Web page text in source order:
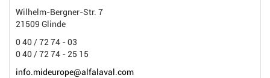
Wilhelm-Bergner-Str. 7
21509 Glinde
0 40 / 72 74 - 03
0 40 / 72 74 - 25 15
info.mideurope@alfalaval.com